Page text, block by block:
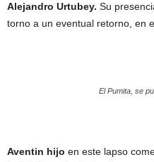
Alejandro Urtubey. Su
torno a un eventual retorno, en
El Pumita, se
Aventin hijo en este lapso